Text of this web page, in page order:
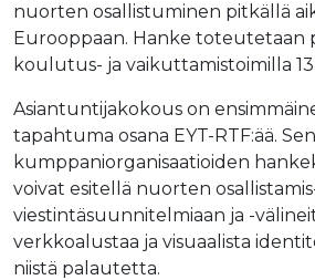
nuorten osallistuminen pitkällä
Eurooppaan. Hanke toteutetaan
koulutus- ja vaikuttamistoimilla 13
Asiantuntijakokous on
tapahtuma osana EYT-RTF:ää.
kumppaniorganisaatioiden
voivat esitellä nuorten
viestintäsuunnitelmiaan ja -
verkkoalustaa ja visuaalista
niistä palautetta.